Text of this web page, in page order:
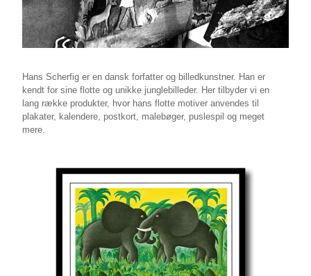
Hans Scherfig er en dansk forfatter og billedkunstner. Han er
kendt for sine flotte og unikke junglebilleder. Her tilbyder vi en
lang række produkter, hvor hans flotte motiver anvendes til
plakater, kalendere, postkort, malebøger, puslespil og meget
mere.